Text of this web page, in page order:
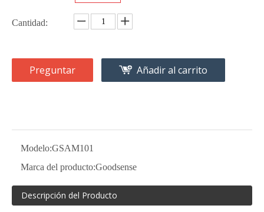
Cantidad:
Preguntar Añadir al carrito
Modelo:GSAM101
Marca del producto:Goodsense
Descripción del Producto